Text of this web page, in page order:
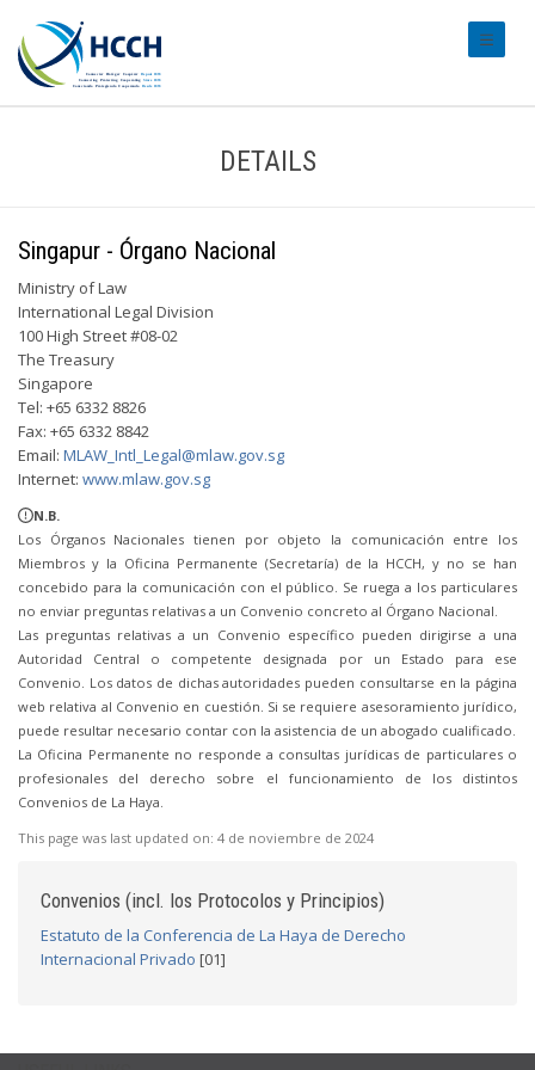
DETAILS
Singapur - Órgano Nacional
Ministry of Law
International Legal Division
100 High Street #08-02
The Treasury
Singapore
Tel: +65 6332 8826
Fax: +65 6332 8842
Email: MLAW_Intl_Legal@mlaw.gov.sg
Internet: www.mlaw.gov.sg
N.B.
Los Órganos Nacionales tienen por objeto la comunicación entre los
Miembros y la Oficina Permanente (Secretaría) de la HCCH, y no se han
concebido para la comunicación con el público. Se ruega a los particulares
no enviar preguntas relativas a un Convenio concreto al Órgano Nacional.
Las preguntas relativas a un Convenio específico pueden dirigirse a una
Autoridad Central o competente designada por un Estado para ese
Convenio. Los datos de dichas autoridades pueden consultarse en la página
web relativa al Convenio en cuestión. Si se requiere asesoramiento jurídico,
puede resultar necesario contar con la asistencia de un abogado cualificado.
La Oficina Permanente no responde a consultas jurídicas de particulares o
profesionales del derecho sobre el funcionamiento de los distintos
Convenios de La Haya.
This page was last updated on: 4 de noviembre de 2024
Convenios (incl. los Protocolos y Principios)
Estatuto de la Conferencia de La Haya de Derecho
Internacional Privado [01]